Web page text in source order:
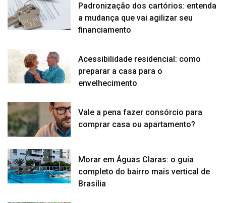
Padronização dos cartórios: entenda
a mudança que vai agilizar seu
financiamento
Acessibilidade residencial: como
preparar a casa para o
envelhecimento
Vale a pena fazer consórcio para
comprar casa ou apartamento?
Morar em Águas Claras: o guia
completo do bairro mais vertical de
Brasília